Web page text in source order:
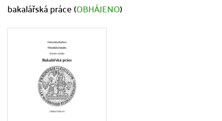
bakalářská práce (OBHÁJENO)